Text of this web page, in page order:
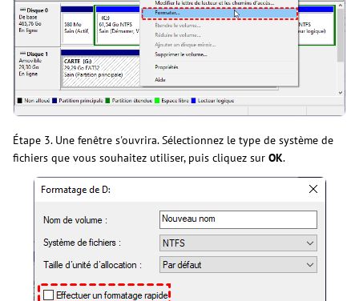
Étape 3. Une fenêtre s'ouvrira. Sélectionnez le type de système de
fichiers que vous souhaitez utiliser, puis cliquez sur OK.